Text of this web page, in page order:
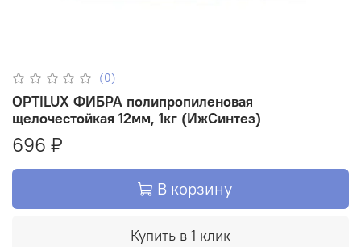
(0)
OPTILUX ФИБРА полипропиленовая
щелочестойкая 12мм, 1кг (ИжСинтез)
696 ₽
В корзину
Купить в 1 клик